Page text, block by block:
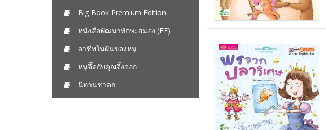
Big Book Premium Edition
หนังสือพัฒนาทักษะสมอง (EF)
อาชีพในฝันของหนู
หนูจี๊ดกับคุณจิ้งจอก
นิทานชาดก